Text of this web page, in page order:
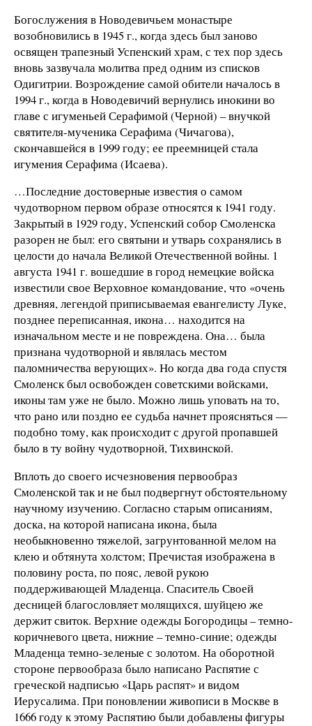
Богослужения в Новодевичьем монастыре
возобновились в 1945 г., когда здесь был заново
освящен трапезный Успенский храм, с тех пор здесь
вновь зазвучала молитва пред одним из списков
Одигитрии. Возрождение самой обители началось в
1994 г., когда в Новодевичий вернулись инокини во
главе с игуменьей Серафимой (Черной) – внучкой
святителя-мученика Серафима (Чичагова),
скончавшейся в 1999 году; ее преемницей стала
игумения Серафима (Исаева).
…Последние достоверные известия о самом
чудотворном первом образе относятся к 1941 году.
Закрытый в 1929 году, Успенский собор Смоленска
разорен не был: его святыни и утварь сохранялись в
целости до начала Великой Отечественной войны. 1
августа 1941 г. вошедшие в город немецкие войска
известили свое Верховное командование, что «очень
древняя, легендой приписываемая евангелисту Луке,
позднее переписанная, икона… находится на
изначальном месте и не повреждена. Она… была
признана чудотворной и являлась местом
паломничества верующих». Но когда два года спустя
Смоленск был освобожден советскими войсками,
иконы там уже не было. Можно лишь уповать на то,
что рано или поздно ее судьба начнет проясняться —
подобно тому, как происходит с другой пропавшей
было в ту войну чудотворной, Тихвинской.
Вплоть до своего исчезновения первообраз
Смоленской так и не был подвергнут обстоятельному
научному изучению. Согласно старым описаниям,
доска, на которой написана икона, была
необыкновенно тяжелой, загрунтованной мелом на
клею и обтянута холстом; Пречистая изображена в
половину роста, по пояс, левой рукою
поддерживающей Младенца. Спаситель Своей
десницей благословляет молящихся, шуйцею же
держит свиток. Верхние одежды Богородицы – темно-
коричневого цвета, нижние – темно-синие; одежды
Младенца темно-зеленые с золотом. На оборотной
стороне первообраза было написано Распятие с
греческой надписью «Царь распят» и видом
Иерусалима. При поновлении живописи в Москве в
1666 году к этому Распятию были добавлены фигуры